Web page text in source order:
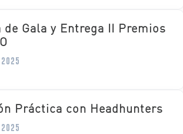
de Gala y Entrega II Premios
Práctica con Headhunters